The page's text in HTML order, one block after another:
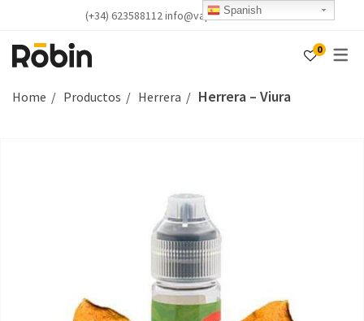
(+34) 623588112 info@vapealicante.com
0
Home Productos Herrera Herrera – Viura
Spanish